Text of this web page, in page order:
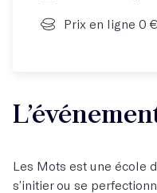
Prix en ligne 0 €
Les Mots est une école
s’initier ou se